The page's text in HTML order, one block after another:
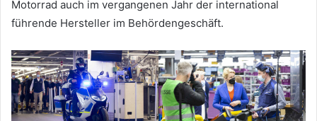
Motorrad auch im vergangenen Jahr der international
führende Hersteller im Behördengeschäft.